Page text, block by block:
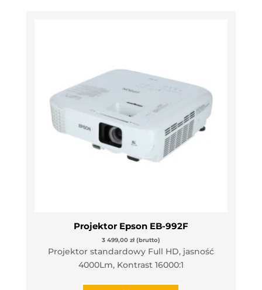
Projektor Epson EB-992F
3 499,00 zł (brutto)
Projektor standardowy Full HD, jasność
4000Lm, Kontrast 16000:1